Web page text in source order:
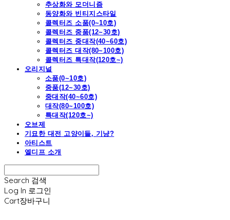
추상화와 모더니즘
동양화와 빈티지스타일
콜렉터즈 소품(0~10호)
콜렉터즈 중품(12~30호)
콜렉터즈 중대작(40~60호)
콜렉터즈 대작(80~100호)
콜렉터즈 특대작(120호~)
오리지널
소품(0~10호)
중품(12~30호)
중대작(40~60호)
대작(80~100호)
특대작(120호~)
오브제
기묘한 대전 고양이들, 기냥?
아티스트
엘디프 소개
Search 검색
Log In 로그인
Cart장바구니